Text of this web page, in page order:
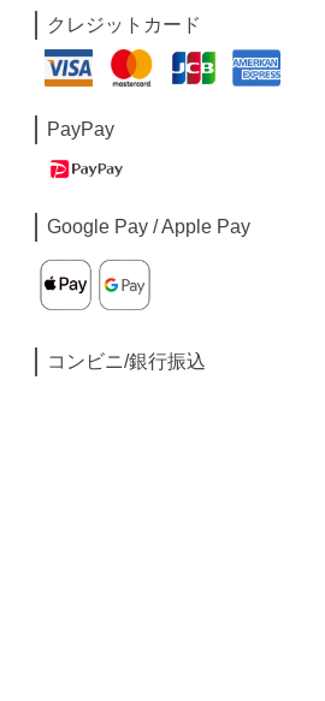
クレジットカード
PayPay
Google Pay / Apple Pay
コンビニ/銀行振込